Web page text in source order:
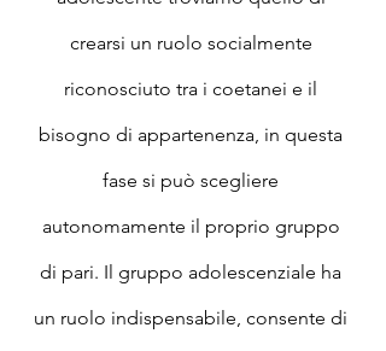
crearsi un ruolo socialmente
riconosciuto tra i coetanei e il
bisogno di appartenenza, in questa
fase si può scegliere
autonomamente il proprio gruppo
di pari. Il gruppo adolescenziale ha
un ruolo indispensabile, consente di